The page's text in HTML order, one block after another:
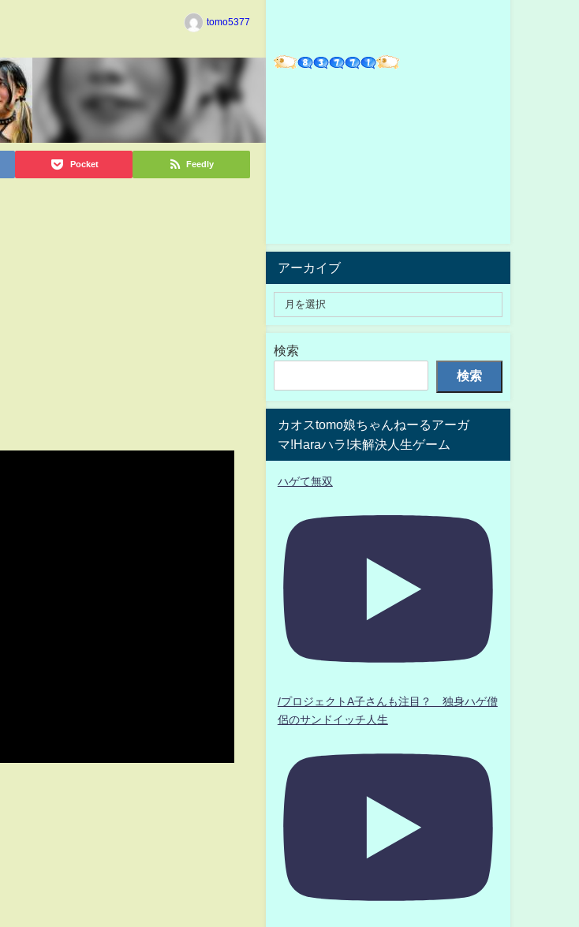
tomo5377
Pocket Feedly
アーカイブ
検索
検索
カオスtomo娘ちゃんねーるアーガ
マ!Haraハラ!未解決人生ゲーム
ハゲて無双
/プロジェクトA子さんも注目？ 独身ハゲ僧
侶のサンドイッチ人生